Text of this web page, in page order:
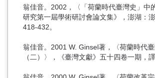
翁佳音。2002，〈「荷蘭時代臺灣史」中
研究第一屆學術研討會論文集》，澎湖：
418-432。
翁佳音。2001 W. Ginsel著，〈荷蘭時代
（二）〉，《臺灣文獻》五十四卷一期，譯